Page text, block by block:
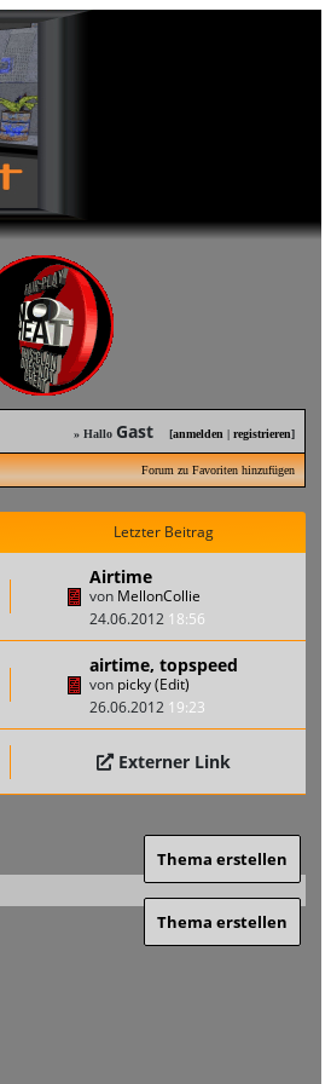
» Hallo Gast [anmelden | registrieren]
Forum zu Favoriten hinzufügen
Letzter Beitrag
Airtime
von MellonCollie
24.06.2012 18:56
airtime, topspeed
von picky (Edit)
26.06.2012 19:23
Externer Link
Thema erstellen
Thema erstellen